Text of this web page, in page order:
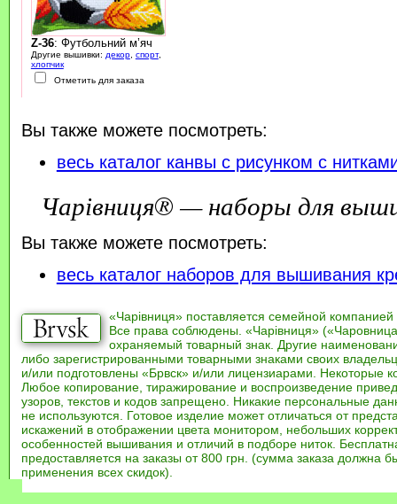
Z-36: Футбольний м’яч
Другие вышивки: декор, спорт,
хлопчик
Отметить для заказа
Вы также можете посмотреть:
весь каталог канвы с рисунком с
Чарівниця® — наборы для
Вы также можете посмотреть:
весь каталог наборов для вышивания
«Чарівниця» поставляется семейной компанией
Все права соблюдены. «Чарівниця»
охраняемый товарный знак. Другие
либо зарегистрированными товарными знаками своих
и/или подготовлены «Брвск» и/или лицензиарами. Некоторые
Любое копирование, тиражирование и воспроизведение
узоров, текстов и кодов запрещено. Никакие персональные
не используются. Готовое изделие может отличаться от
искажений в отображении цвета монитором, небольших
особенностей вышивания и отличий в подборе ниток.
предоставляется на заказы от 800 грн. (сумма заказа должна
применения всех скидок).